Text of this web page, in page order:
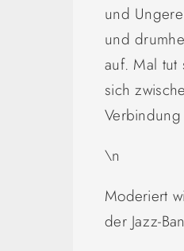
und
und
auf. Mal tut
sich
\n
Moderiert
der Jazz-